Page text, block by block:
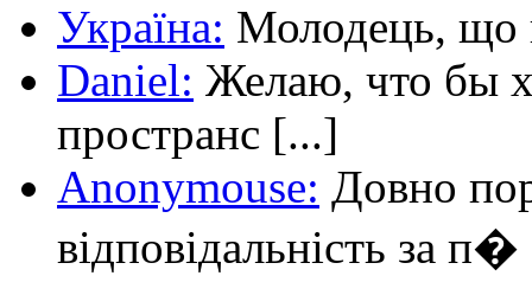
Україна: Молодець, що
Daniel: Желаю, что бы
пространс [...]
Anonymouse: Довно
відповідальність за